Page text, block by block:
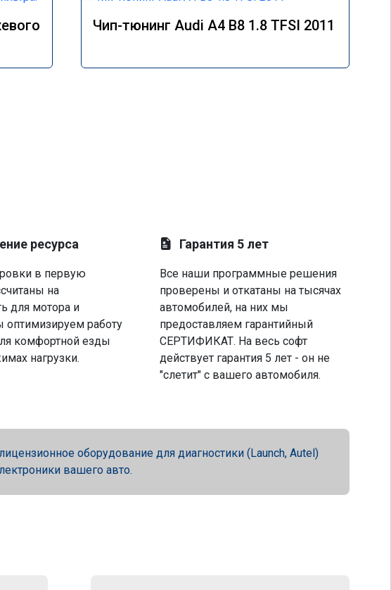
Чип-тюнинг Audi A4 B8 1.8 TFSI 2011
ресурса
в первую
на
для мотора и
оптимизируем работу
комфортной езды
нагрузки.
Гарантия 5 лет
Все наши программные решения
проверены и откатаны на тысячах
автомобилей, на них мы
предоставляем гарантийный
СЕРТИФИКАТ. На весь софт
действует гарантия 5 лет - он не
"слетит" с вашего автомобиля.
оборудование для диагностики (Launch, Autel)
вашего авто.